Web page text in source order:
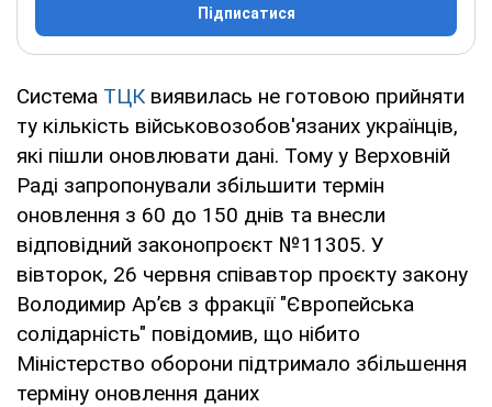
Підписатися
Система ТЦКвиявилась не готовою прийняти
ту кількість військовозобов'язаних українців,
які пішли оновлювати дані. Тому у Верховній
Раді запропонували збільшити термін
оновлення з 60 до 150 днів та внесли
відповідний законопроєкт №11305. У
вівторок, 26 червня співавтор проєкту закону
Володимир Ар’єв з фракції "Європейська
солідарність" повідомив, що нібито
Міністерство оборони підтримало збільшення
терміну оновлення даних